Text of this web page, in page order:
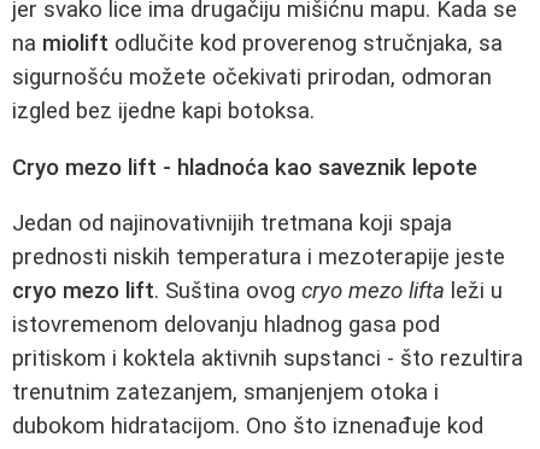
jer svako lice ima drugačiju mišićnu mapu. Kada se
na miolift odlučite kod proverenog stručnjaka, sa
sigurnošću možete očekivati prirodan, odmoran
izgled bez ijedne kapi botoksa.
Cryo mezo lift - hladnoća kao saveznik lepote
Jedan od najinovativnijih tretmana koji spaja
prednosti niskih temperatura i mezoterapije jeste
cryo mezo lift. Suština ovog cryo mezo lifta leži u
istovremenom delovanju hladnog gasa pod
pritiskom i koktela aktivnih supstanci - što rezultira
trenutnim zatezanjem, smanjenjem otoka i
dubokom hidratacijom. Ono što iznenađuje kod